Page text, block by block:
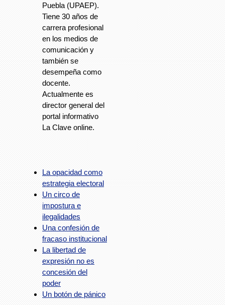
Puebla (UPAEP).
Tiene 30 años de
carrera profesional
en los medios de
comunicación y
también se
desempeña como
docente.
Actualmente es
director general del
portal informativo
La Clave online.
La opacidad como
estrategia electoral
Un circo de
impostura e
ilegalidades
Una confesión de
fracaso institucional
La libertad de
expresión no es
concesión del
poder
Un botón de pánico